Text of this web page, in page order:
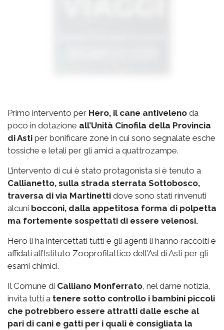
Primo intervento per Hero, il cane antiveleno da
poco in dotazione all’Unità Cinofila della Provincia
di Asti per bonificare zone in cui sono segnalate esche
tossiche e letali per gli amici a quattrozampe.
L’intervento di cui è stato protagonista si è tenuto a
Callianetto, sulla strada sterrata Sottobosco,
traversa di via Martinetti dove sono stati rinvenuti
alcuni bocconi, dalla appetitosa forma di polpetta
ma fortemente sospettati di essere velenosi.
Hero li ha intercettati tutti e gli agenti li hanno raccolti e
affidati all’Istituto Zooprofilattico dell’Asl di Asti per gli
esami chimici.
Il Comune di Calliano Monferrato , nel darne notizia,
invita tutti a tenere sotto controllo i bambini piccoli
che potrebbero essere attratti dalle esche al
pari di cani e gatti per i quali è consigliata la